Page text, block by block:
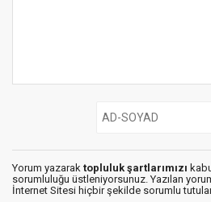
Yorum yazarak topluluk şartlarımızı
sorumluluğu üstleniyorsunuz. Yazılan
İnternet Sitesi hiçbir şekilde sorumlu